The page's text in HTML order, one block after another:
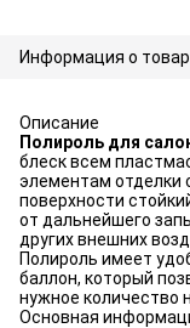
Информация о
Описание
Полироль для
блеск всем
элементам отделки
поверхности
от дальнейшего
других внешних
Полироль имеет
баллон, который
нужное количество
Основная